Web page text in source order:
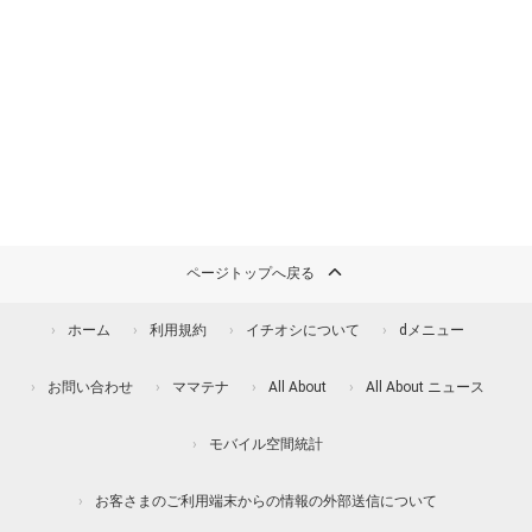
ページトップへ戻る
ホーム 利用規約 イチオシについて dメニュー
お問い合わせ ママテナ All About All About ニュース
モバイル空間統計
お客さまのご利用端末からの情報の外部送信について